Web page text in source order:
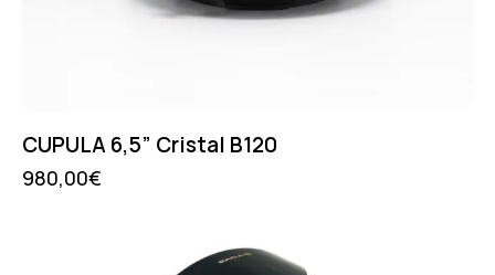
CUPULA 6,5” Cristal B120
980,00€